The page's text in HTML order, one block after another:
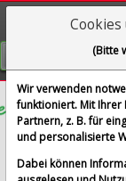
GRATIS
Enagas
im Vergleich
Motoren
(Bitte
Wir verwenden
funktioniert. Mit Ihrer
Partnern, z. B. für
und personalisierte
Dabei können